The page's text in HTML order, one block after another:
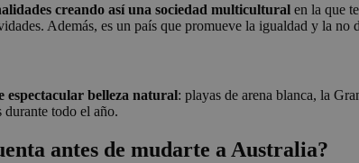
creando así una sociedad multicultural en la que
Además, es un país que promueve la igualdad y la no
espectacular belleza natural: playas de arena blanca, la
todo el año.
antes de mudarte a Australia?